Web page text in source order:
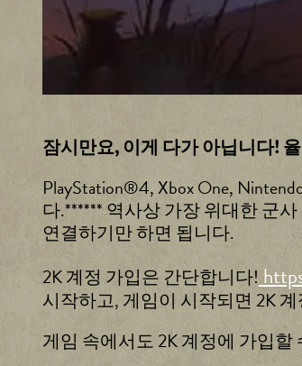
서
버
전
됩
니
다.
잠시만요, 이게 다가 아닙니다!
PlayStation®4, Xbox One,
다.****** 역사상 가장 위대한 군
연결하기만 하면 됩니다.
2K 계정 가입은 간단합니다!
시작하고, 게임이 시작되면 2K
게임 속에서도 2K 계정에 가입